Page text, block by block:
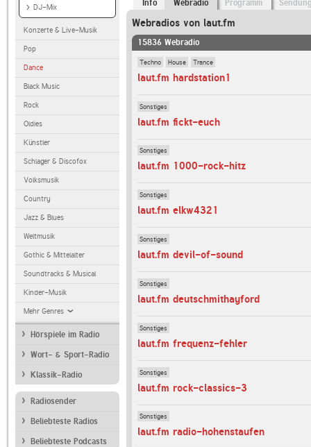
DJ-Mix
Konzerte & Live-Musik
Pop
Dance
Black Music
Rock
Oldies
Künstler
Schlager & Discofox
Volksmusik
Country
Jazz & Blues
Weltmusik
Gothic & Mittelalter
Soundtracks & Musical
Kinder-Musik
Mehr Genres
Hörspiele im Radio
Wort- & Sport-Radio
Klassik-Radio
Radiosender
Beliebteste Radios
Beliebteste Podcasts
Info Webradio Programm
Webradios von laut.fm
15836 Webradio
Techno House Trance
laut.fm hardstation1
Sonstiges
laut.fm fickt-euch
Sonstiges
laut.fm 1000-rock-hitz
Sonstiges
laut.fm elkw4321
Sonstiges
laut.fm devil-of-sound
Sonstiges
laut.fm deutschmithayford
Sonstiges
laut.fm frequenz-fehler
Sonstiges
laut.fm rock-classics-3
Sonstiges
laut.fm radio-hohenstaufen